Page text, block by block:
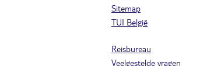
Sitemap
TUI België
Reisbureau
Veelgestelde vragen